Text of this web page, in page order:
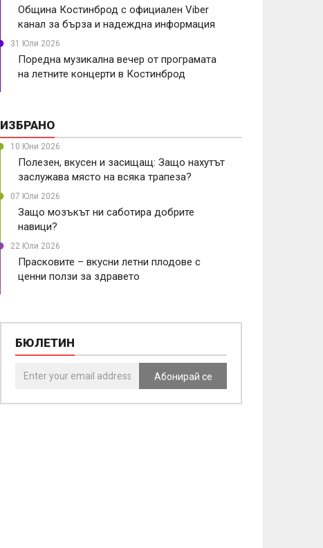
Община Костинброд с официален Viber
канал за бърза и надеждна информация
31 Юли 2026
Поредна музикална вечер от програмата
на летните концерти в Костинброд
ИЗБРАНО
10 Юни 2026
Полезен, вкусен и засищащ: Защо нахутът
заслужава място на всяка трапеза?
07 Юли 2026
Защо мозъкът ни саботира добрите
навици?
22 Юли 2026
Прасковите – вкусни летни плодове с
ценни ползи за здравето
БЮЛЕТИН
Абонирай се